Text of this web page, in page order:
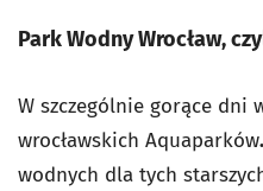
Park Wodny Wrocław,
W szczególnie gorące dni
wrocławskich Aquaparków.
wodnych dla tych